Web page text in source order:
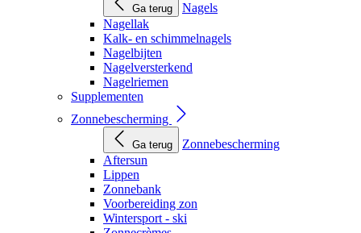
Ga terug
Nagels
Nagellak
Kalk- en schimmelnagels
Nagelbijten
Nagelversterkend
Nagelriemen
Supplementen
Zonnebescherming
Ga terug
Zonnebescherming
Aftersun
Lippen
Zonnebank
Voorbereiding zon
Wintersport - ski